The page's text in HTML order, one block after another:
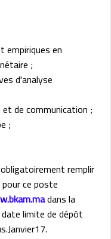
empiriques en
;
d'analyse
de communication ;
;
remplir
ce poste
dans la
limite de dépôt